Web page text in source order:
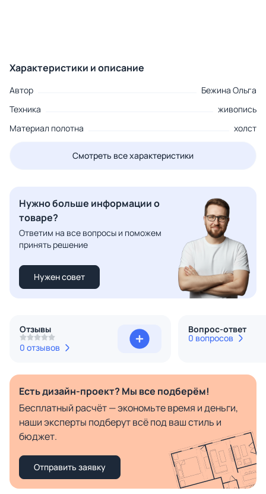
Характеристики и описание
Автор
Бежина Ольга
Техника
живопись
Материал полотна
холст
Смотреть все характеристики
Нужно больше информации о
товаре?
Ответим на все вопросы и поможем
принять решение
Нужен совет
Отзывы
0 отзывов
Вопрос-ответ
0 вопросов
Есть дизайн-проект? Мы все подберём!
Бесплатный расчёт — экономьте время и деньги,
наши эксперты подберут всё под ваш стиль и
бюджет.
Отправить заявку